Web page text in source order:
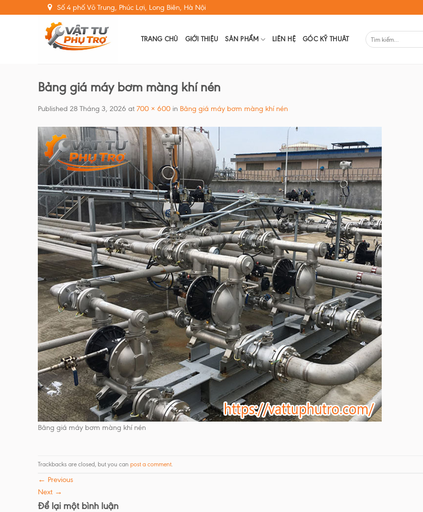
to
Số 4 phố Võ Trung, Phúc Lợi, Long Biên, Hà Nội
TRANG CHỦ GIỚI THIỆU SẢN PHẨM LIÊN HỆ GÓC KỸ THUÂT
Bảng giá máy bơm màng khí nén
Published 28 Tháng 3, 2026 at 700 × 600 in Bảng giá máy bơm màng khí nén
Bảng giá máy bơm màng khí nén
Trackbacks are closed, but you can post a comment
← Previous
Next →
Để lại một bình luận